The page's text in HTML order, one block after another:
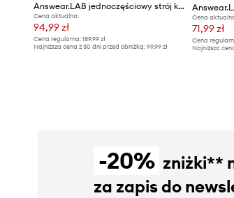
Answear.LAB jednoczęściowy strój kąpielowy
Cena aktualna:
94,99 zł
Cena regularna: 189,99 zł
Najniższa cena z 30 dni przed obniżką: 99,99 zł
Cena
71,99 zł
Cena
Najniższa
-20% zniżki**
za zapis do